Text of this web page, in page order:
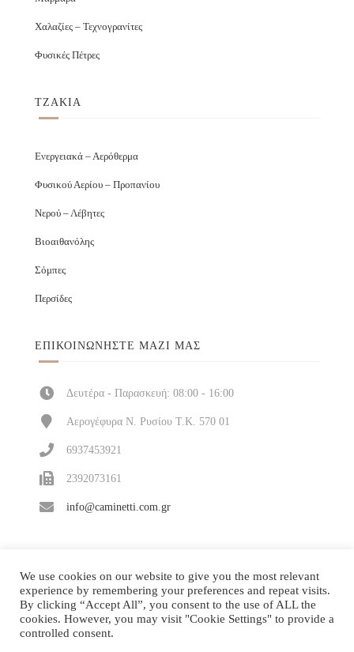
Χαλαζίες – Τεχνογρανίτες
Φυσικές Πέτρες
ΤΖΑΚΙΑ
Ενεργειακά – Αερόθερμα
Φυσικού Αερίου – Προπανίου
Νερού – Λέβητες
Βιοαιθανόλης
Σόμπες
Περσίδες
ΕΠΙΚΟΙΝΩΝΉΣΤΕ ΜΑΖΊ ΜΑΣ
Δευτέρα - Παρασκευή: 08:00 - 16:00
Αερογέφυρα Ν. Ρυσίου Τ.Κ. 570 01
6937453921
2392073161
info@caminetti.com.gr
We use cookies on our website to give you the most relevant
experience by remembering your preferences and repeat visits.
By clicking “Accept All”, you consent to the use of ALL the
cookies. However, you may visit "Cookie Settings" to provide a
controlled consent.